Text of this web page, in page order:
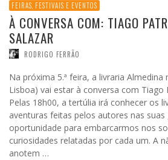
FEIRAS, FESTIVAIS E EVENTOS
À CONVERSA COM: TIAGO
SALAZAR
RODRIGO FERRÃO
Na próxima 5.ª feira, a livraria Almedina
Lisboa) vai estar à conversa com Tiago
Pelas 18h00, a tertúlia irá conhecer os
aventuras feitas pelos autores nas suas
oportunidade para embarcarmos nos
curiosidades relatadas por cada um. A
anotem …